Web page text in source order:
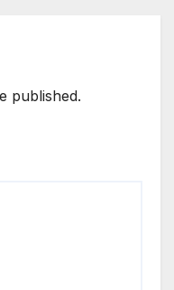
published.